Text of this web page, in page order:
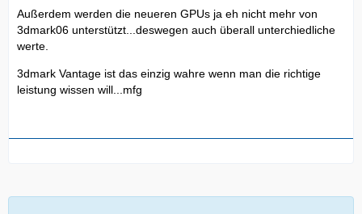
Außerdem werden die neueren GPUs ja eh nicht mehr von
3dmark06 unterstützt...deswegen auch überall unterchiedliche
werte.
3dmark Vantage ist das einzig wahre wenn man die richtige
leistung wissen will...mfg